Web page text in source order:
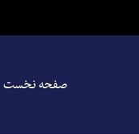
صفحه نخست